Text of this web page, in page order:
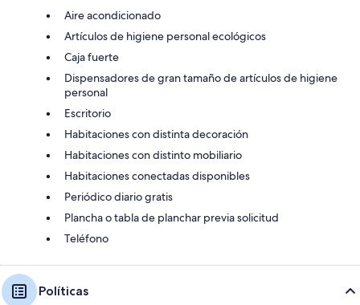
Aire acondicionado
Artículos de higiene personal ecológicos
Caja fuerte
Dispensadores de gran tamaño de artículos de higiene
personal
Escritorio
Habitaciones con distinta decoración
Habitaciones con distinto mobiliario
Habitaciones conectadas disponibles
Periódico diario gratis
Plancha o tabla de planchar previa solicitud
Teléfono
Políticas